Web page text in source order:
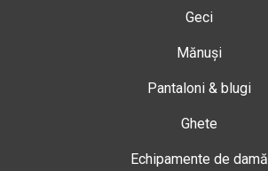
Geci
Mănuși
Pantaloni & blugi
Ghete
Echipamente de damă